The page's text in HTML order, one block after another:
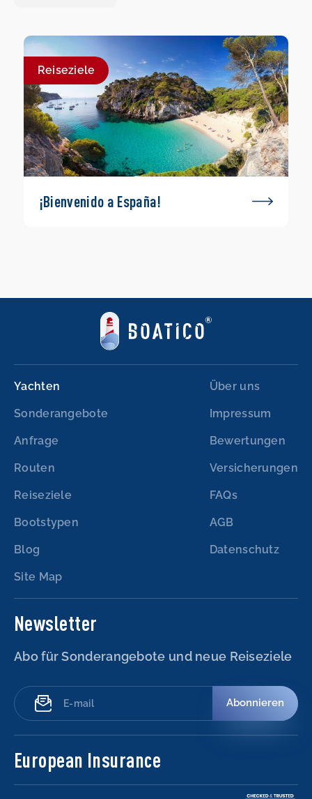
Reiseziele
¡Bienvenido a España!
Yachten
Sonderangebote
Anfrage
Routen
Reiseziele
Bootstypen
Blog
Site Map
Über uns
Impressum
Bewertungen
Versicherungen
FAQs
AGB
Datenschutz
Newsletter
Abo für Sonderangebote und neue Reiseziele
Abonnieren
European Insurance